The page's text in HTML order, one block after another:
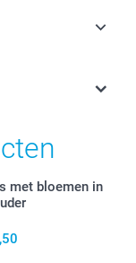
met bloemen in